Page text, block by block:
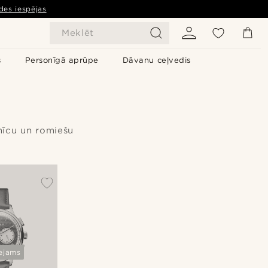
Meklēt
Personīgā aprūpe Dāvanu ceļvedis
iespējas
un romiešu